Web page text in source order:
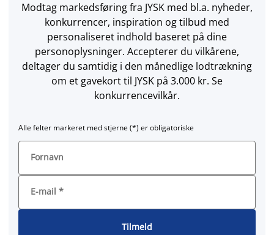
Modtag markedsføring fra JYSK med bl.a. nyheder,
konkurrencer, inspiration og tilbud med
personaliseret indhold baseret på dine
personoplysninger. Accepterer du vilkårene,
deltager du samtidig i den månedlige lodtrækning
om et gavekort til JYSK på 3.000 kr. Se
konkurrencevilkår.
Alle felter markeret med stjerne (*) er obligatoriske
Fornavn
E-mail *
Tilmeld